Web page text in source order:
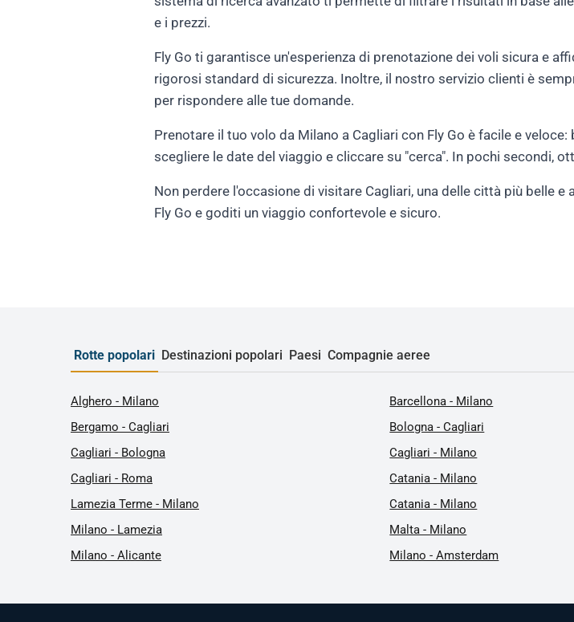
e i prezzi.
Fly Go ti garantisce un'esperienza di prenotazione dei voli sicura e
rigorosi standard di sicurezza. Inoltre, il nostro servizio clienti è
per rispondere alle tue domande.
Prenotare il tuo volo da Milano a Cagliari con Fly Go è facile e
scegliere le date del viaggio e cliccare su "cerca". In pochi secondi,
Non perdere l'occasione di visitare Cagliari, una delle città più belle
Fly Go e goditi un viaggio confortevole e sicuro.
Rotte popolari Destinazioni popolari Paesi Compagnie aeree
Alghero - Milano Barcellona - Milano
Bergamo - Cagliari
Bologna - Cagliari
Cagliari - Bologna
Cagliari - Milano
Cagliari - Roma
Catania - Milano
Lamezia Terme - Milano
Catania - Milano
Milano - Lamezia
Malta - Milano
Milano - Alicante
Milano - Amsterdam